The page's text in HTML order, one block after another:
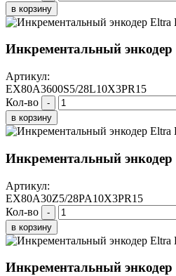
в корзину
Инкрементальный
Артикул:
EX80A3600S5/28L10X3PR15
Кол-во
-
в корзину
Инкрементальный
Артикул:
EX80A30Z5/28PA10X3PR15
Кол-во
-
в корзину
Инкрементальный